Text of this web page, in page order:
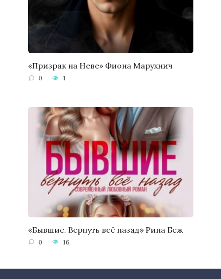
«Призрак на Неве» Фиона Марухнич
0 1
«Бывшие. Вернуть всё назад» Рина Беж
0 16